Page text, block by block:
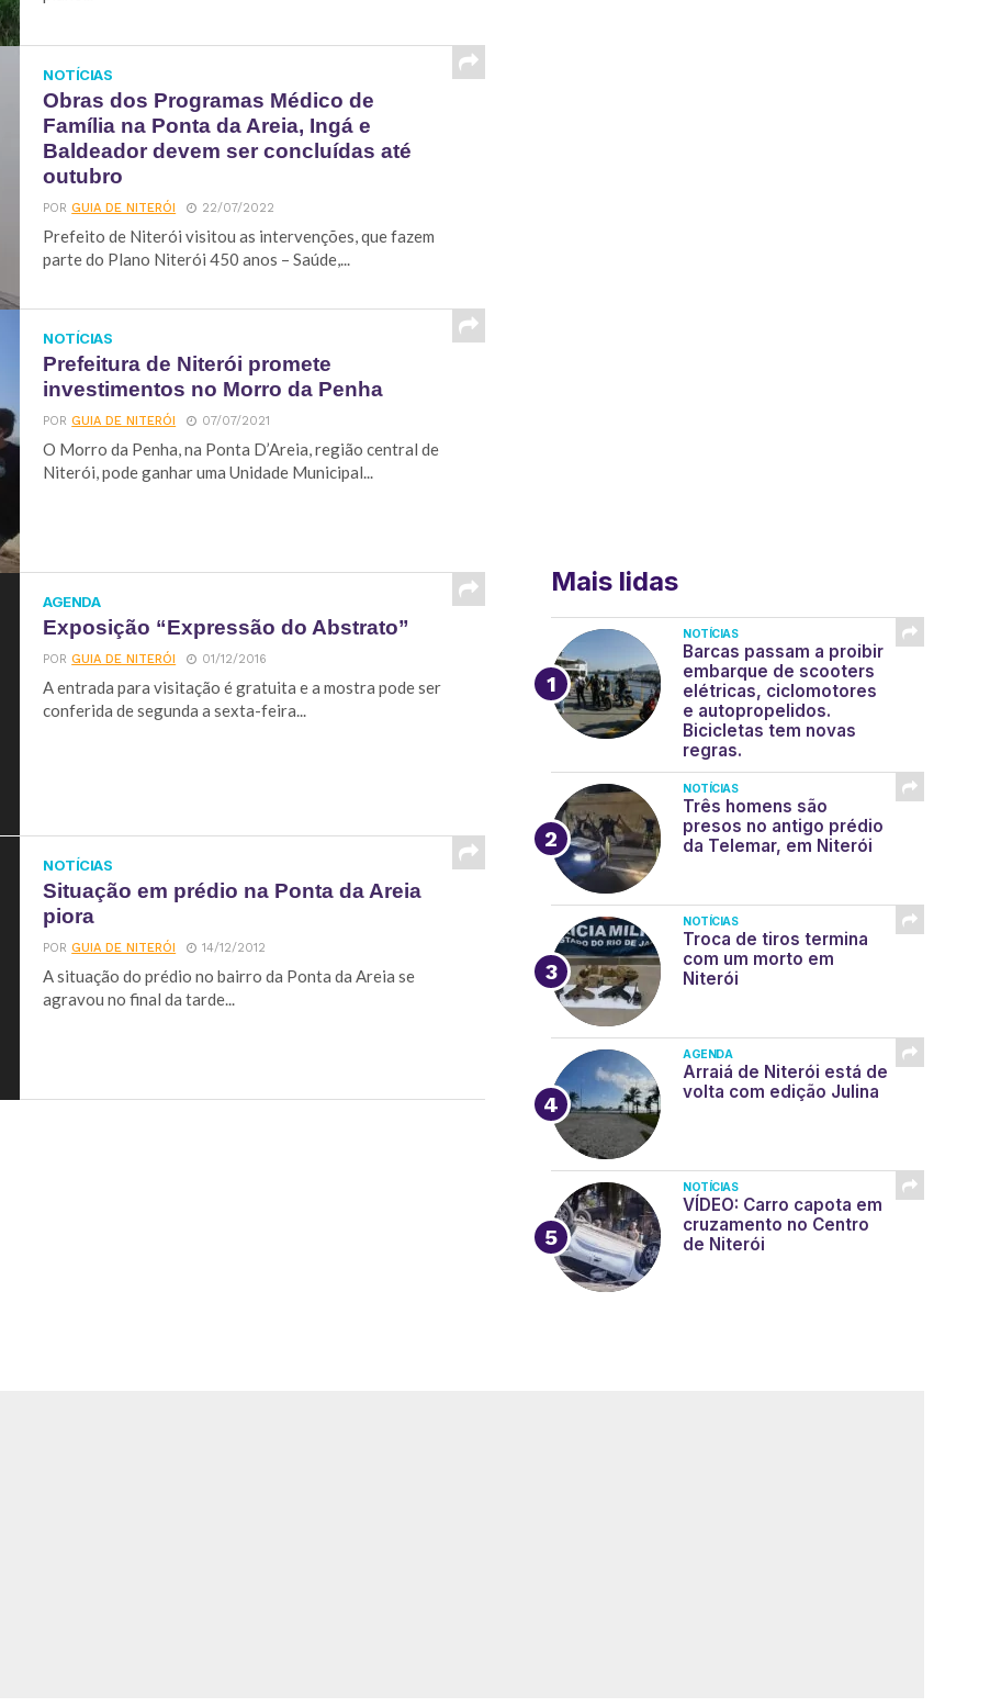
NOTÍCIAS
Obras dos Programas Médico de
Família na Ponta da Areia, Ingá e
Baldeador devem ser concluídas até
outubro
PORGUIA DE NITERÓI 22/07/2022
Prefeito de Niterói visitou as intervenções, que fazem
parte do Plano Niterói 450 anos – Saúde,...
NOTÍCIAS
Prefeitura de Niterói promete
investimentos no Morro da Penha
PORGUIA DE NITERÓI 07/07/2021
O Morro da Penha, na Ponta D’Areia, região central de
Niterói, pode ganhar uma Unidade Municipal...
AGENDA
Exposição “Expressão do Abstrato”
PORGUIA DE NITERÓI 01/12/2016
A entrada para visitação é gratuita e a mostra pode ser
conferida de segunda a sexta-feira...
NOTÍCIAS
Situação em prédio na Ponta da Areia
piora
PORGUIA DE NITERÓI 14/12/2012
A situação do prédio no bairro da Ponta da Areia se
agravou no final da tarde...
Mais lidas
NOTÍCIAS
Barcas passam a proibir
embarque de scooters
elétricas, ciclomotores
e autopropelidos.
Bicicletas tem novas
regras.
NOTÍCIAS
Três homens são
presos no antigo prédio
da Telemar, em Niterói
NOTÍCIAS
Troca de tiros termina
com um morto em
Niterói
AGENDA
Arraiá de Niterói está de
volta com edição Julina
NOTÍCIAS
VÍDEO: Carro capota em
cruzamento no Centro
de Niterói